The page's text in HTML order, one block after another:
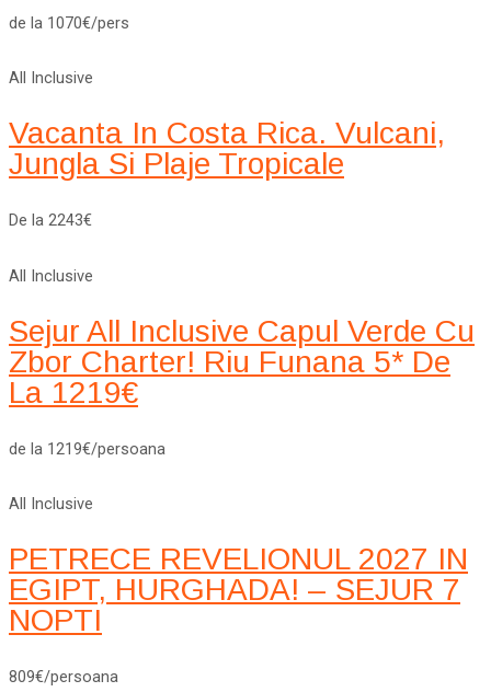
de la 1070€/pers
All Inclusive
Vacanta In Costa Rica. Vulcani,
Jungla Si Plaje Tropicale
De la 2243€
All Inclusive
Sejur All Inclusive Capul Verde Cu
Zbor Charter! Riu Funana 5* De
La 1219€
de la 1219€/persoana
All Inclusive
PETRECE REVELIONUL 2027 IN
EGIPT, HURGHADA! – SEJUR 7
NOPTI
809€/persoana